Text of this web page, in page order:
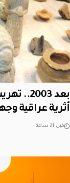
أثرية عراقية
قبل 21 ساعة